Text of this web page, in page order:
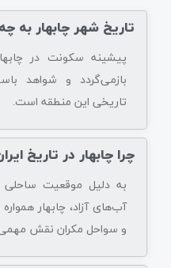
تاریخ شهر چابهار به
پیشینه سکونت در
بازمی‌گردد و شواهد
تاریخی این منطقه است.
چرا چابهار در تاریخ
به دلیل موقعیت
آب‌های آزاد، چابهار
و سواحل مکران نقش